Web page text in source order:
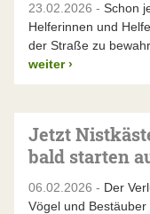
23.02.2026 - Schon
Helferinnen und
der Straße zu
weiter ›
Jetzt
bald starten
06.02.2026 - Der
Vögel und